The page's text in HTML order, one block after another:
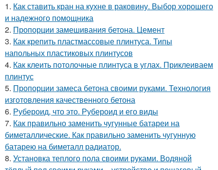
1. Как ставить кран на кухне в раковину. Выбор хорошего
и надежного помощника
2. Пропорции замешивания бетона. Цемент
3. Как крепить пластмассовые плинтуса. Типы
напольных пластиковых плинтусов
4. Как клеить потолочные плинтуса в углах. Приклеиваем
плинтус
5. Пропорции замеса бетона своими руками. Технология
изготовления качественного бетона
6. Рубероид, что это. Рубероид и его виды
7. Как правильно заменить чугунные батареи на
биметаллические. Как правильно заменить чугунную
батарею на биметалл радиатор.
8. Установка теплого пола своими руками. Водяной